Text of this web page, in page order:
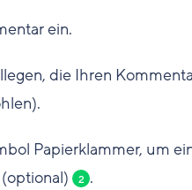
ein.
die Ihren
Papierklammer, um
2 .